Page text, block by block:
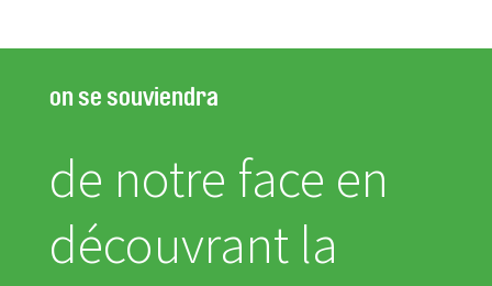
on se souviendra
de notre face en
découvrant la